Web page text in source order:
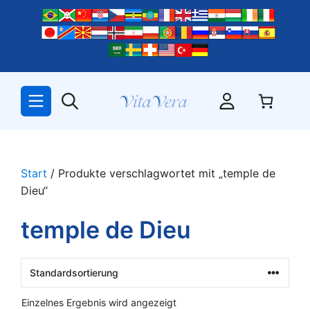
springen
Start / Produkte verschlagwortet mit „temple de
Dieu“
temple de Dieu
Einzelnes Ergebnis wird angezeigt